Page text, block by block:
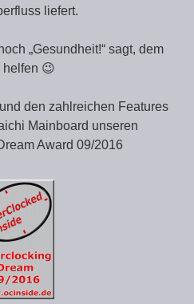
liefert.
„Gesundheit!“ sagt, dem
helfen 😉
den zahlreichen Features
Mainboard unseren
Award 09/2016